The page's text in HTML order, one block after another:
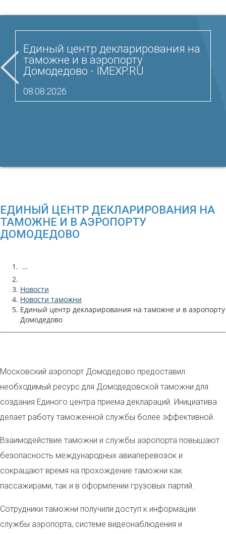
Единый центр декларирования на
таможне и в аэропорту
Домодедово - IMEXP.RU
08.08.2026
ЕДИНЫЙ ЦЕНТР ДЕКЛАРИРОВАНИЯ НА
ТАМОЖНЕ И В АЭРОПОРТУ
ДОМОДЕДОВО
...
Новости
Новости таможни
Единый центр декларирования на таможне и в аэропорту
Домодедово
Московский аэропорт Домодедово предоставил
необходимый ресурс для Домодедовской таможни для
создания Единого центра приема деклараций. Инициатива
делает работу таможенной службы более эффективной.
Взаимодействие таможни и службы аэропорта повышают
безопасность международных авиаперевозок и
сокращают время на прохождение таможни как
пассажирами, так и в оформлении грузовых партий.
Сотрудники таможни получили доступ к информации
службы аэропорта, системе видеонаблюдения и